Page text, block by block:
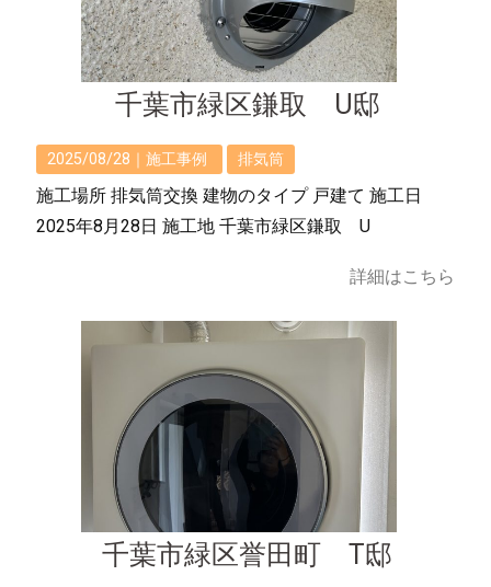
千葉市緑区鎌取 U邸
2025/08/28｜施工事例 排気筒
施工場所 排気筒交換 建物のタイプ 戸建て 施工日
2025年8月28日 施工地 千葉市緑区鎌取 U
詳細はこちら
千葉市緑区誉田町 T邸